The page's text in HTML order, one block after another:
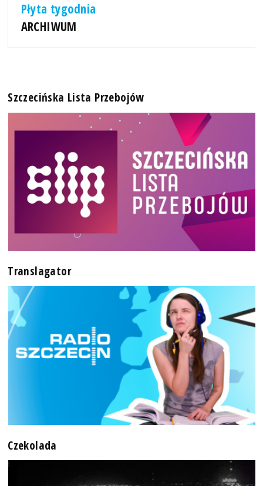
Płyta tygodnia
ARCHIWUM
Szczecińska Lista Przebojów
Translagator
Czekolada